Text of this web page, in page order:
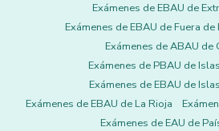
Exámenes de EBAU de
Exámenes de EBAU de Fuera de
Exámenes de ABAU de
Exámenes de PBAU de
Exámenes de EBAU de
Exámenes de EBAU de La Rioja
Exámenes de EAU de